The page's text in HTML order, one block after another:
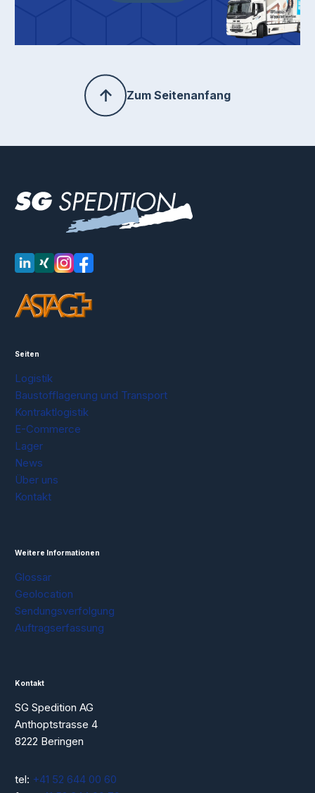
Zum Seitenanfang
LinkedIn
XINGInstagramFacebook
Seiten
Logistik
Baustofflagerung und Transport
Kontraktlogistik
E-Commerce
Lager
News
Über uns
Kontakt
Weitere Informationen
Glossar
Geolocation
Sendungsverfolgung
Auftragserfassung
Kontakt
SG Spedition AG
Anthoptstrasse 4
8222 Beringen
tel: +41 52 644 00 60